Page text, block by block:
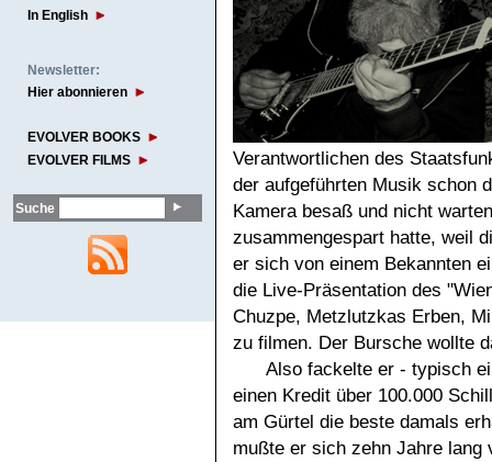
In English
Newsletter:
Hier abonnieren
EVOLVER BOOKS
EVOLVER FILMS
Suche
Verantwortlichen des
der aufgeführten Musik schon
Kamera besaß und nicht
zusammengespart hatte, weil
er sich von einem Bekannten
die Live-Präsentation des
Chuzpe, Metzlutzkas Erben,
zu filmen. Der Bursche wollte
Also fackelte er - typisch
einen Kredit über 100.000
am Gürtel die beste damals
mußte er sich zehn Jahre